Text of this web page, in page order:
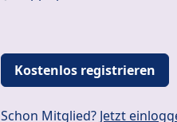
Kostenlos registrieren
Schon Mitglied? Jetzt